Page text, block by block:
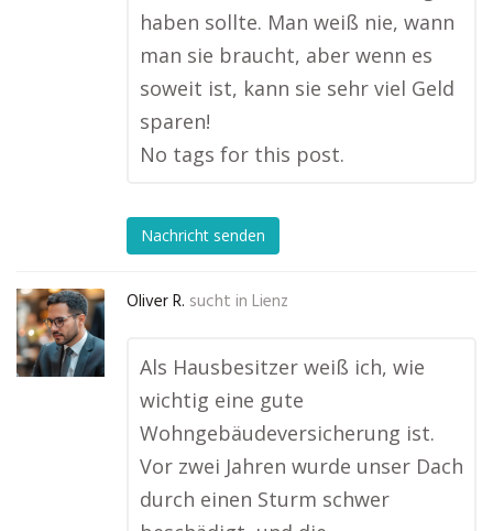
haben sollte. Man weiß nie, wann
man sie braucht, aber wenn es
soweit ist, kann sie sehr viel Geld
sparen!
No tags for this post.
Nachricht senden
Oliver R. sucht in Lienz
Als Hausbesitzer weiß ich, wie
wichtig eine gute
Wohngebäudeversicherung ist.
Vor zwei Jahren wurde unser Dach
durch einen Sturm schwer